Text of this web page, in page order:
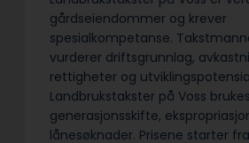
gårdseiendommer og krever
spesialkompetanse.
vurderer driftsgrunnlag,
rettigheter og
Landbrukstakster på Voss
generasjonsskifte,
lånesøknader. Prisene starter